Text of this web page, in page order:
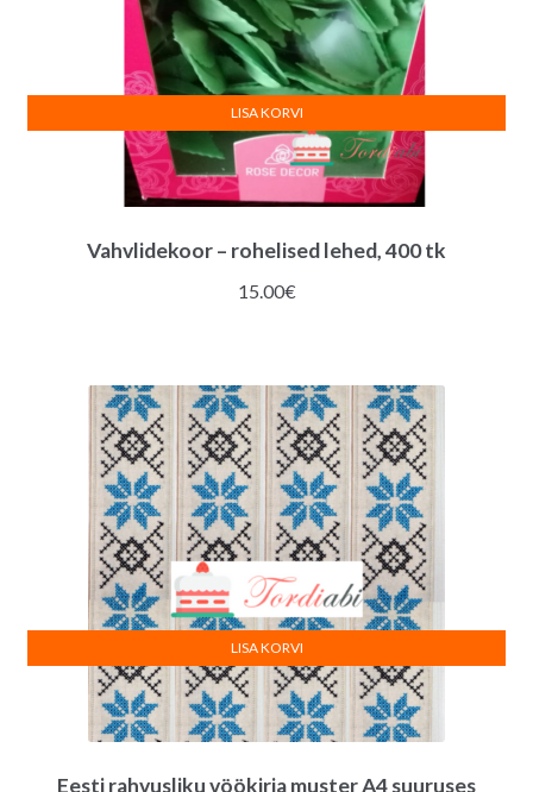
Vahvlidekoor – rohelised lehed, 400 tk
15.00€
LISA KORVI
Eesti rahvusliku vöökirja muster A4 suuruses
LISA KORVI